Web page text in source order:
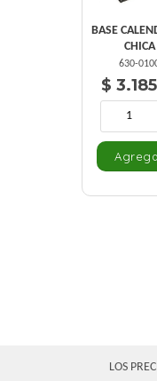
BASE
CHICA
630-
$
LOS